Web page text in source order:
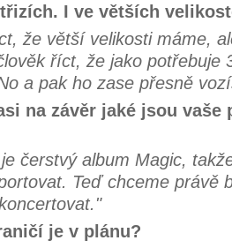
I ve větších
že větší velikosti máme,
říct, že jako potřebuje
a pak ho zase přesně
na závěr jaké jsou vaše
čerstvý album Magic,
Teď chceme právě
je v plánu?